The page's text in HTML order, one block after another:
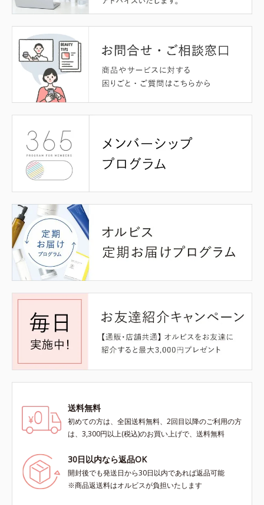
送料無料
初めての方は、全国送料無料、2回目以降のご利用の方
は、3,300円以上(税込)のお買い上げで、送料無料
30日以内なら返品OK
開封後でも発送日から30日以内であれば返品可能
※商品返送料はオルビスが負担いたします